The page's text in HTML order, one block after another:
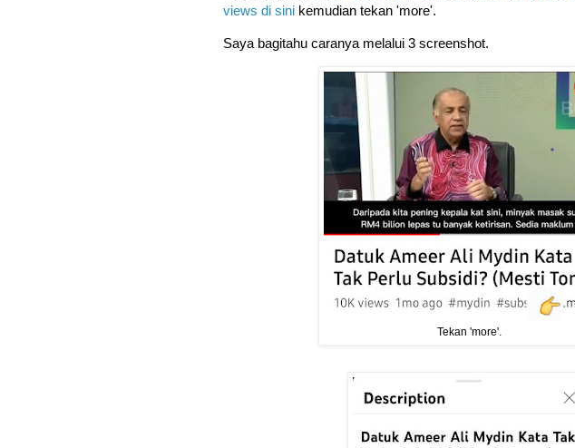
views di sini kemudian tekan 'more'.
Saya bagitahu caranya melalui 3 screenshot.
Tekan 'more'.